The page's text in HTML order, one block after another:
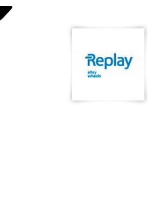
ДИСКОНТНАЯ СИСТЕМА
Мы разработали дисконтную систему
покупок для наших постоянных клиентов,